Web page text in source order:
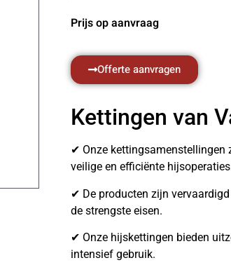
Prijs op aanvraag
Offerte aanvragen
Kettingen van
✔ Onze kettingsamenstellingen
veilige en efficiënte
✔ De producten zijn
de strengste eisen.
✔ Onze hijskettingen bieden
intensief gebruik.